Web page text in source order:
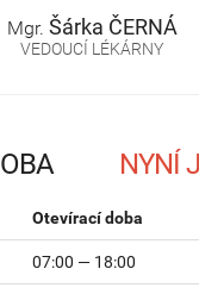
Mgr. Šárka ČERNÁ
VEDOUCÍ LÉKÁRNY
Otevírací doba
07:00 — 18:00